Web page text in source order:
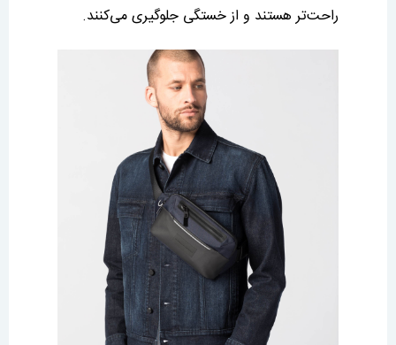
راحت‌تر هستند و از خستگی جلوگیری می‌کنند.